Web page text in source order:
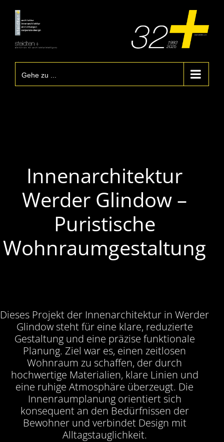
Inhalt
springen
Gehe zu ...
Innenarchitektur
Werder Glindow –
Puristische
Wohnraumgestaltung
Dieses Projekt der Innenarchitektur in Werder
Glindow steht für eine klare, reduzierte
Gestaltung und eine präzise funktionale
Planung. Ziel war es, einen zeitlosen
Wohnraum zu schaffen, der durch
hochwertige Materialien, klare Linien und
eine ruhige Atmosphäre überzeugt. Die
Innenraumplanung orientiert sich
konsequent an den Bedürfnissen der
Bewohner und verbindet Design mit
Alltagstauglichkeit.